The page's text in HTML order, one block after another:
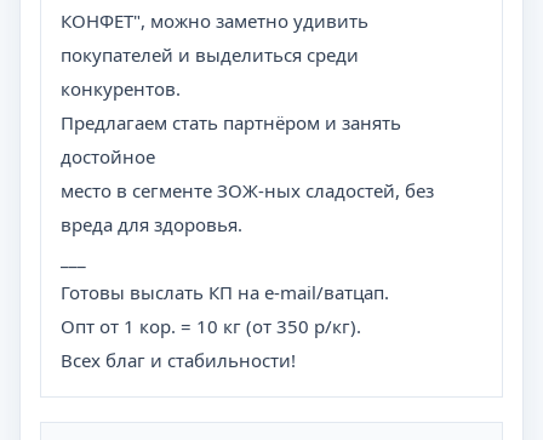
КОНФЕТ", можно заметно удивить
покупателей и выделиться среди
конкурентов.
Предлагаем стать партнёром и занять
достойное
место в сегменте ЗОЖ-ных сладостей, без
вреда для здоровья.
Готовы выслать КП на e-mail/ватцап.
Опт от 1 кор. = 10 кг (от 350 р/кг).
Всех благ и стабильности!